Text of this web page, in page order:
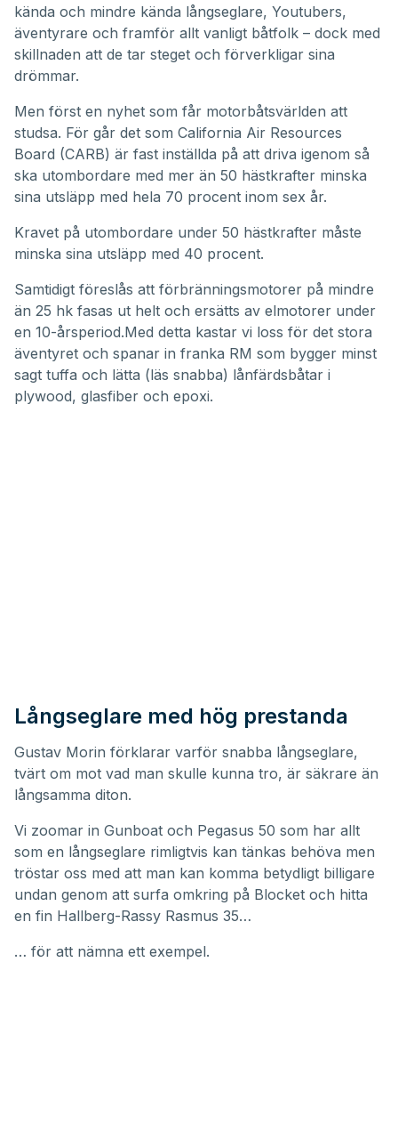
kända och mindre kända långseglare, Youtubers,
äventyrare och framför allt vanligt båtfolk – dock med
skillnaden att de tar steget och förverkligar sina
drömmar.
Men först en nyhet som får motorbåtsvärlden att
studsa. För går det som California Air Resources
Board (CARB) är fast inställda på att driva igenom så
ska utombordare med mer än 50 hästkrafter minska
sina utsläpp med hela 70 procent inom sex år.
Kravet på utombordare under 50 hästkrafter måste
minska sina utsläpp med 40 procent.
Samtidigt föreslås att förbränningsmotorer på mindre
än 25 hk fasas ut helt och ersätts av elmotorer under
en 10-årsperiod.Med detta kastar vi loss för det stora
äventyret och spanar in franka RM som bygger minst
sagt tuffa och lätta (läs snabba) lånfärdsbåtar i
plywood, glasfiber och epoxi.
Långseglare med hög prestanda
Gustav Morin förklarar varför snabba långseglare,
tvärt om mot vad man skulle kunna tro, är säkrare än
långsamma diton.
Vi zoomar in Gunboat och Pegasus 50 som har allt
som en långseglare rimligtvis kan tänkas behöva men
tröstar oss med att man kan komma betydligt billigare
undan genom att surfa omkring på Blocket och hitta
en fin Hallberg-Rassy Rasmus 35…
… för att nämna ett exempel.